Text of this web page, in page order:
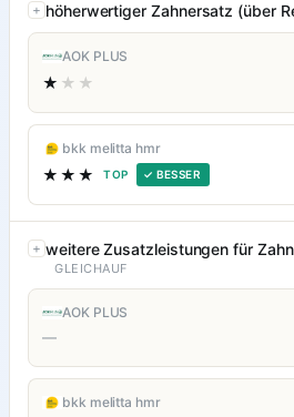
höherwertiger Zahnersatz (über
AOK PLUS
★ ★★
bkk melitta hmr
★★★ TOP ✓ BESSER
weitere Zusatzleistungen für
GLEICHAUF
AOK PLUS
—
bkk melitta hmr